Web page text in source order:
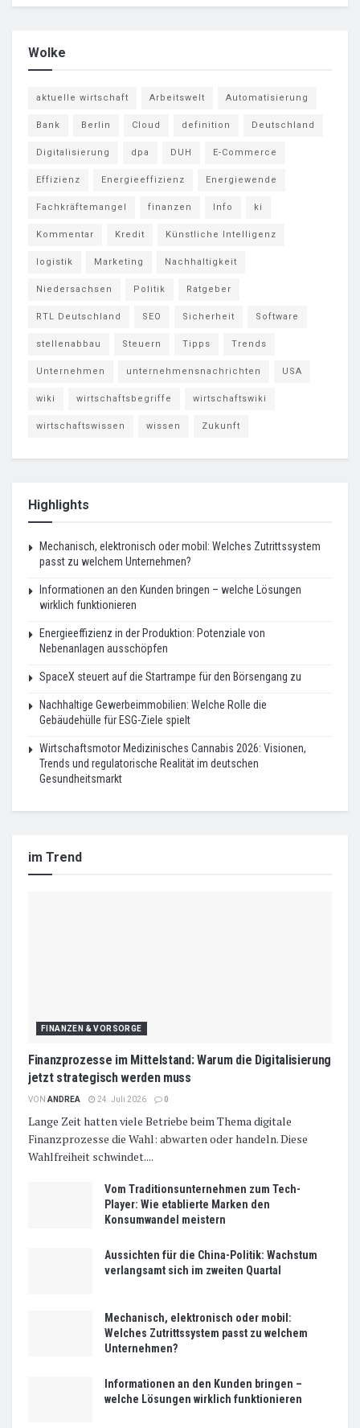
Wolke
aktuelle wirtschaft Arbeitswelt Automatisierung
Bank Berlin Cloud definition Deutschland
Digitalisierung dpa DUH E-Commerce
Effizienz Energieeffizienz Energiewende
Fachkräftemangel finanzen Info ki
Kommentar Kredit Künstliche Intelligenz
logistik Marketing Nachhaltigkeit
Niedersachsen Politik Ratgeber
RTL Deutschland SEO Sicherheit Software
stellenabbau Steuern Tipps Trends
Unternehmen unternehmensnachrichten USA
wiki wirtschaftsbegriffe wirtschaftswiki
wirtschaftswissen wissen Zukunft
Highlights
Mechanisch, elektronisch oder mobil: Welches Zutrittssystem
passt zu welchem Unternehmen?
Informationen an den Kunden bringen – welche Lösungen
wirklich funktionieren
Energieeffizienz in der Produktion: Potenziale von
Nebenanlagen ausschöpfen
SpaceX steuert auf die Startrampe für den Börsengang zu
Nachhaltige Gewerbeimmobilien: Welche Rolle die
Gebäudehülle für ESG-Ziele spielt
Wirtschaftsmotor Medizinisches Cannabis 2026: Visionen,
Trends und regulatorische Realität im deutschen
Gesundheitsmarkt
im Trend
FINANZEN & VORSORGE
Finanzprozesse im Mittelstand: Warum die Digitalisierung
jetzt strategisch werden muss
VON ANDREA 24. Juli 2026 0
Lange Zeit hatten viele Betriebe beim Thema digitale
Finanzprozesse die Wahl: abwarten oder handeln. Diese
Wahlfreiheit schwindet....
Vom Traditionsunternehmen zum Tech-
Player: Wie etablierte Marken den
Konsumwandel meistern
Aussichten für die China-Politik: Wachstum
verlangsamt sich im zweiten Quartal
Mechanisch, elektronisch oder mobil:
Welches Zutrittssystem passt zu welchem
Unternehmen?
Informationen an den Kunden bringen –
welche Lösungen wirklich funktionieren